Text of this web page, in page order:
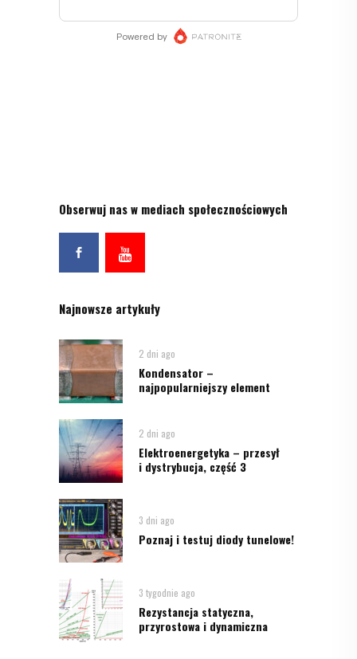
Obserwuj nas w mediach społecznościowych
Najnowsze artykuły
2 dni ago
Kondensator –
najpopularniejszy element
2 dni ago
Elektroenergetyka – przesył
i dystrybucja, część 3
3 dni ago
Poznaj i testuj diody tunelowe!
3 tygodnie ago
Rezystancja statyczna,
przyrostowa i dynamiczna